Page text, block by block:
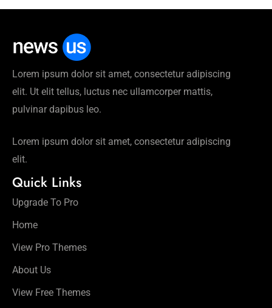
Lorem ipsum dolor sit amet, consectetur adipiscing
elit. Ut elit tellus, luctus nec ullamcorper mattis,
pulvinar dapibus leo.
Lorem ipsum dolor sit amet, consectetur adipiscing
elit.
Quick Links
Upgrade To Pro
Home
View Pro Themes
About Us
View Free Themes